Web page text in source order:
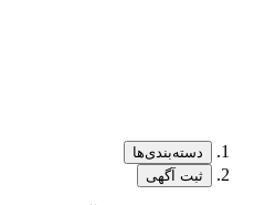
دسته‌بندی‌ها
ثبت آگهی